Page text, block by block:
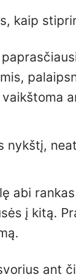
kaip
nykštį,
abi
į kitą.
ant